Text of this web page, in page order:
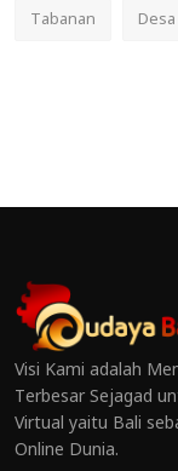
Tabanan
Visi Kami adalah
Terbesar Sejagad
Virtual yaitu Bali
Online Dunia.